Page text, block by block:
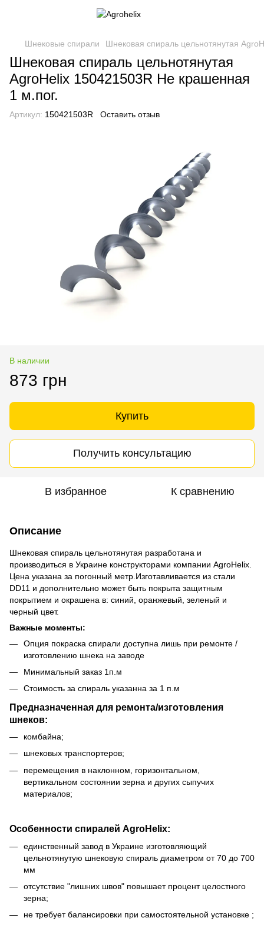
Шнековые спирали Шнековая спираль цельнотянутая
Шнековая спираль цельнотянутая
AgroHelix 150421503R Не крашенная
1 м.пог.
Артикул: 150421503R Оставить отзыв
В наличии
873 грн
Купить
Получить консультацию
В избранное К сравнению
Описание
Шнековая спираль цельнотянутая разработана и
производиться в Украине конструкторами компании AgroHelix.
Цена указана за погонный метр.Изготавливается из стали
DD11 и дополнительно может быть покрыта защитным
покрытием и окрашена в: синий, оранжевый, зеленый и
черный цвет.
Важные моменты:
Опция покраска спирали доступна лишь при ремонте /
изготовлению шнека на заводе
Минимальный заказ 1п.м
Стоимость за спираль указанна за 1 п.м
Предназначенная для ремонта/изготовления
шнеков:
комбайна;
шнековых транспортеров;
перемещения в наклонном, горизонтальном,
вертикальном состоянии зерна и других сыпучих
материалов;
Особенности спиралей AgroHelix:
единственный завод в Украине изготовляющий
цельнотянутую шнековую спираль диаметром от 70 до 700
мм
отсутствие "лишних швов" повышает процент целостного
зерна;
не требует балансировки при самостоятельной установке ;